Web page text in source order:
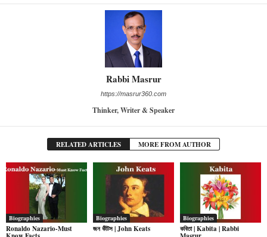
Rabbi Masrur
https://masrur360.com
Thinker, Writer & Speaker
RELATED ARTICLES MORE FROM AUTHOR
Biographies
Ronaldo Nazario-Must
Biographies
জন কীটস | John Keats
Biographies
কবিতা | Kabita | Rabbi